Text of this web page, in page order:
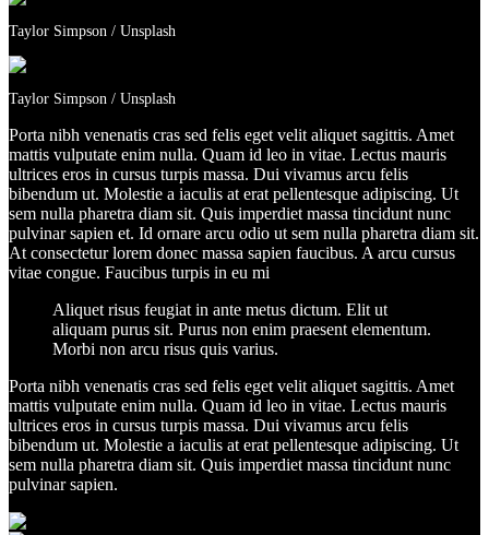
Taylor Simpson / Unsplash
Taylor Simpson / Unsplash
Porta nibh venenatis cras sed felis eget velit aliquet sagittis. Amet
mattis vulputate enim nulla. Quam id leo in vitae. Lectus mauris
ultrices eros in cursus turpis massa. Dui vivamus arcu felis
bibendum ut. Molestie a iaculis at erat pellentesque adipiscing. Ut
sem nulla pharetra diam sit. Quis imperdiet massa tincidunt nunc
pulvinar sapien et. Id ornare arcu odio ut sem nulla pharetra diam sit.
At consectetur lorem donec massa sapien faucibus. A arcu cursus
vitae congue. Faucibus turpis in eu mi
Aliquet risus feugiat in ante metus dictum. Elit ut
aliquam purus sit. Purus non enim praesent elementum.
Morbi non arcu risus quis varius.
Porta nibh venenatis cras sed felis eget velit aliquet sagittis. Amet
mattis vulputate enim nulla. Quam id leo in vitae. Lectus mauris
ultrices eros in cursus turpis massa. Dui vivamus arcu felis
bibendum ut. Molestie a iaculis at erat pellentesque adipiscing. Ut
sem nulla pharetra diam sit. Quis imperdiet massa tincidunt nunc
pulvinar sapien.